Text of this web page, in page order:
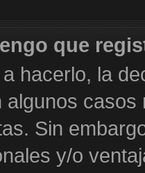
que
hacerlo, la
algunos
Sin
y/o